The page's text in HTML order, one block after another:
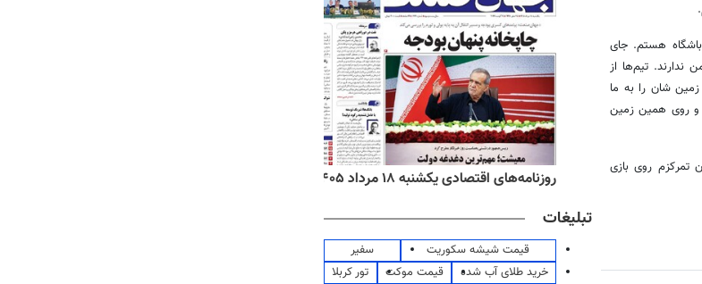
هستم. جای
تیم‌ها از
شان را به ما
و روی همین زمین
روی بازی
۱۴۰۵ روزنامه‌های اقتصادی یکشنبه ۱۸ مرداد ۱۴۰۵
تبلیغات
قیمت شیشه سکوریت
سفیر
خرید طلای آب شده
قیمت موکت
تور کربلا